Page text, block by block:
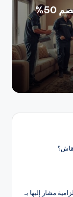
مشار إليها بـ